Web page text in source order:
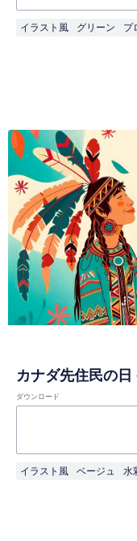
イラスト風 グリーン プ
カナダ先住民の
ダウンロード
イラスト風 ベージュ 水